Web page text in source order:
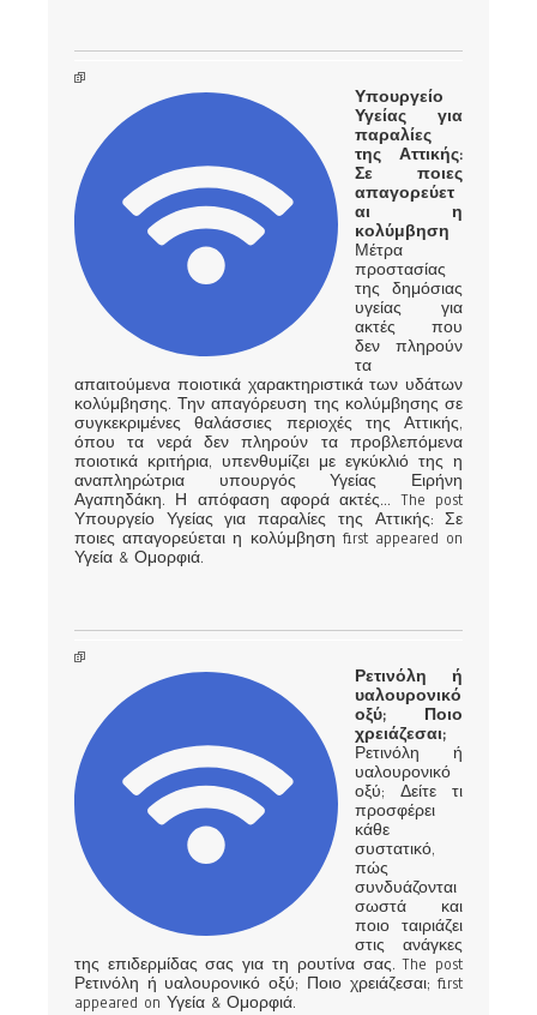
Υπουργείο
Υγείας για
παραλίες
της Αττικής:
Σε ποιες
απαγορεύετ
αι η
κολύμβηση
Μέτρα
προστασίας
της δημόσιας
υγείας για
ακτές που
δεν πληρούν
τα
απαιτούμενα ποιοτικά χαρακτηριστικά των υδάτων
κολύμβησης. Την απαγόρευση της κολύμβησης σε
συγκεκριμένες θαλάσσιες περιοχές της Αττικής,
όπου τα νερά δεν πληρούν τα προβλεπόμενα
ποιοτικά κριτήρια, υπενθυμίζει με εγκύκλιό της η
αναπληρώτρια υπουργός Υγείας Ειρήνη
Αγαπηδάκη. Η απόφαση αφορά ακτές... The post
Υπουργείο Υγείας για παραλίες της Αττικής: Σε
ποιες απαγορεύεται η κολύμβηση first appeared on
Υγεία & Ομορφιά.
Ρετινόλη ή
υαλουρονικό
οξύ; Ποιο
χρειάζεσαι;
Ρετινόλη ή
υαλουρονικό
οξύ; Δείτε τι
προσφέρει
κάθε
συστατικό,
πώς
συνδυάζονται
σωστά και
ποιο ταιριάζει
στις ανάγκες
της επιδερμίδας σας για τη ρουτίνα σας. The post
Ρετινόλη ή υαλουρονικό οξύ; Ποιο χρειάζεσαι; first
appeared on Υγεία & Ομορφιά.